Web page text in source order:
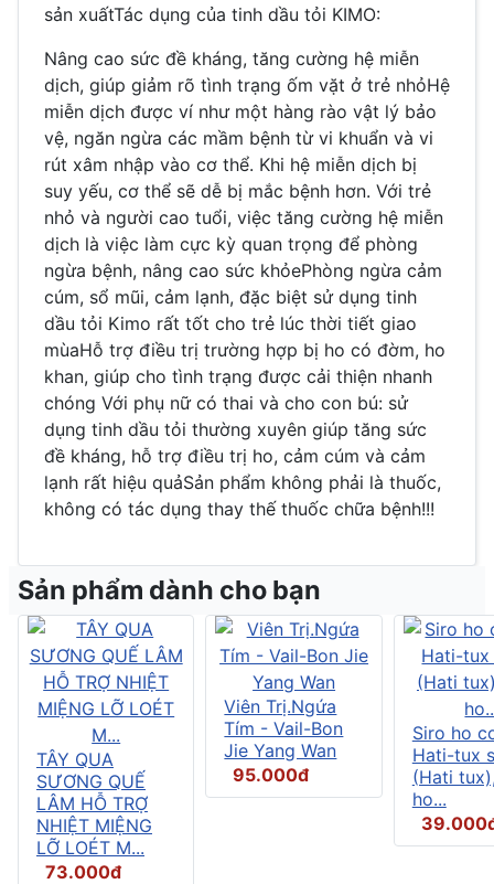
sản xuấtTác dụng của tinh dầu tỏi KIMO:
Nâng cao sức đề kháng, tăng cường hệ miễn
dịch, giúp giảm rõ tình trạng ốm vặt ở trẻ nhỏHệ
miễn dịch được ví như một hàng rào vật lý bảo
vệ, ngăn ngừa các mầm bệnh từ vi khuẩn và vi
rút xâm nhập vào cơ thể. Khi hệ miễn dịch bị
suy yếu, cơ thể sẽ dễ bị mắc bệnh hơn. Với trẻ
nhỏ và người cao tuổi, việc tăng cường hệ miễn
dịch là việc làm cực kỳ quan trọng để phòng
ngừa bệnh, nâng cao sức khỏePhòng ngừa cảm
cúm, sổ mũi, cảm lạnh, đặc biệt sử dụng tinh
dầu tỏi Kimo rất tốt cho trẻ lúc thời tiết giao
mùaHỗ trợ điều trị trường hợp bị ho có đờm, ho
khan, giúp cho tình trạng được cải thiện nhanh
chóng Với phụ nữ có thai và cho con bú: sử
dụng tinh dầu tỏi thường xuyên giúp tăng sức
đề kháng, hỗ trợ điều trị ho, cảm cúm và cảm
lạnh rất hiệu quảSản phẩm không phải là thuốc,
không có tác dụng thay thế thuốc chữa bệnh!!!
Sản phẩm dành cho bạn
TÂY QUA
SƯƠNG QUẾ
LÂM HỖ TRỢ
NHIỆT MIỆNG
LỠ LOÉT M...
73.000đ
Viên Trị.Ngứa
Tím - Vail-Bon
Jie Yang Wan
95.000đ
Siro ho
Hati-tux
(Hati
ho...